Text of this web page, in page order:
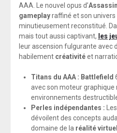
AAA. Le nouvel opus d’Assassin
gameplayraffiné et son univers
minutieusement reconstitué.
mais tout aussi captivant, les
leur ascension fulgurante avec
habilement créativitéet
Titans du AAA : Battlefield
avec son moteur
environnements
Perles indépendantes : Les
dévoilent des concepts
domaine de la réalité